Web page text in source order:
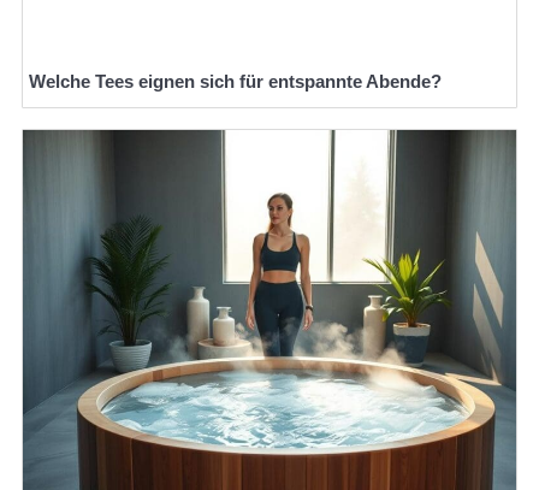
Welche Tees eignen sich für entspannte Abende?